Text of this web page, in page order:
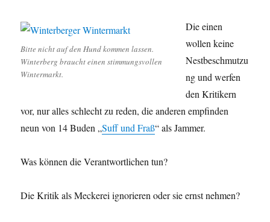
Bitte nicht auf den Hund kommen lassen.
Winterberg braucht einen stimmungsvollen
Wintermarkt.
Die einen
wollen keine
Nestbeschmutzu
ng und werfen
den Kritikern
vor, nur alles schlecht zu reden, die anderen empfinden
neun von 14 Buden „Suff und Fraß“ als Jammer.
Was können die Verantwortlichen tun?
Die Kritik als Meckerei ignorieren oder sie ernst nehmen?